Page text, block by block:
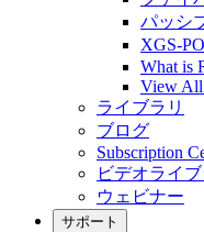
パッシ
XGS-
What is
View All
ライブラリ
ブログ
Subscription
ビデオライブ
ウェビナー
サポート